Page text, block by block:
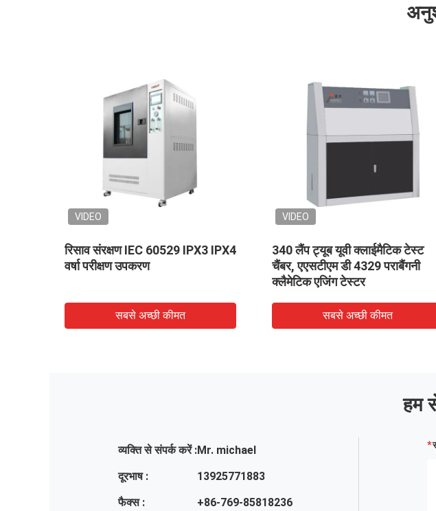
VIDEO
रिसाव संरक्षण IEC 60529 IPX3 IPX4
वर्षा परीक्षण उपकरण
सबसे अच्छी कीमत
VIDEO
340 लैंप ट्यूब यूवी क्लाईमैटिक टेस्ट
चैंबर, एएसटीएम डी 4329 पराबैंगनी
क्लैमेटिक एजिंग टेस्टर
सबसे अच्छी कीमत
हम
व्यक्ति से संपर्क करें :Mr. michael
दूरभाष :
13925771883
फैक्स :
+86-769-85818236